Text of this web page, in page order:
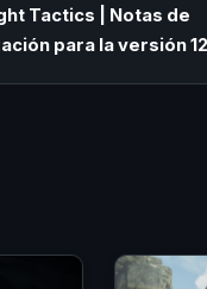
Tactics | Notas de
para la versión